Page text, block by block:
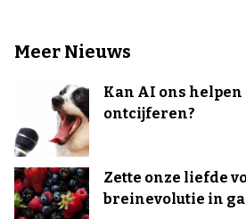
Meer Nieuws
Kan AI ons
ontcijferen?
Zette onze liefde
breinevolutie in